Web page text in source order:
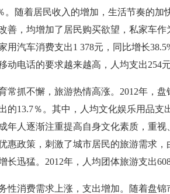
。随着居民收入的增加，生活节奏的
善，均增加了居民购买欲望，私家车
用汽车消费支出1 378元，同比增长
动电话的要求越来越高，人均支出254
常抓不懈，旅游热情高涨。2012年，盘
的13.7％。其中，人均文化娱乐用品支
年人逐渐注重提高自身文化素质，重
惠政策，刺激了城市居民的旅游需求
长迅猛。2012年，人均团体旅游支出
性消费需求上涨，支出增加。随着盘锦